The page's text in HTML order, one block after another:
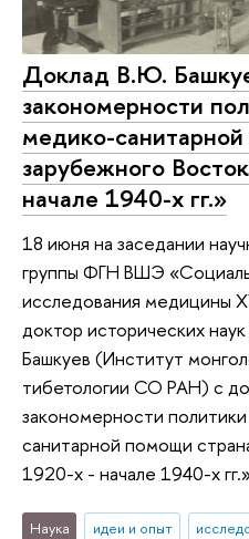
Доклад В.Ю.
закономерности
медико-
зарубежного
начале 1940-х гг.»
18 июня на заседании
группы ФГН ВШЭ
исследования медицины
доктор исторических
Башкуев (Институт
тибетологии СО РАН) с
закономерности
санитарной помощи
1920-х - начале 1940-х
Наука идеи и опыт